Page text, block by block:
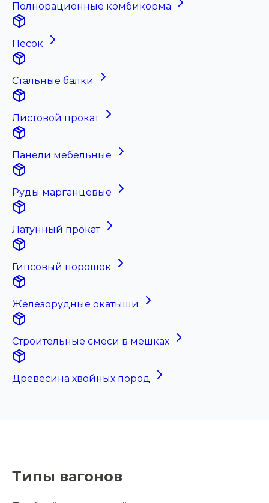
Полнорационные комбикорма
Песок
Стальные балки
Листовой прокат
Панели мебельные
Руды марганцевые
Латунный прокат
Гипсовый порошок
Железорудные окатыши
Строительные смеси в мешках
Древесина хвойных пород
Типы вагонов